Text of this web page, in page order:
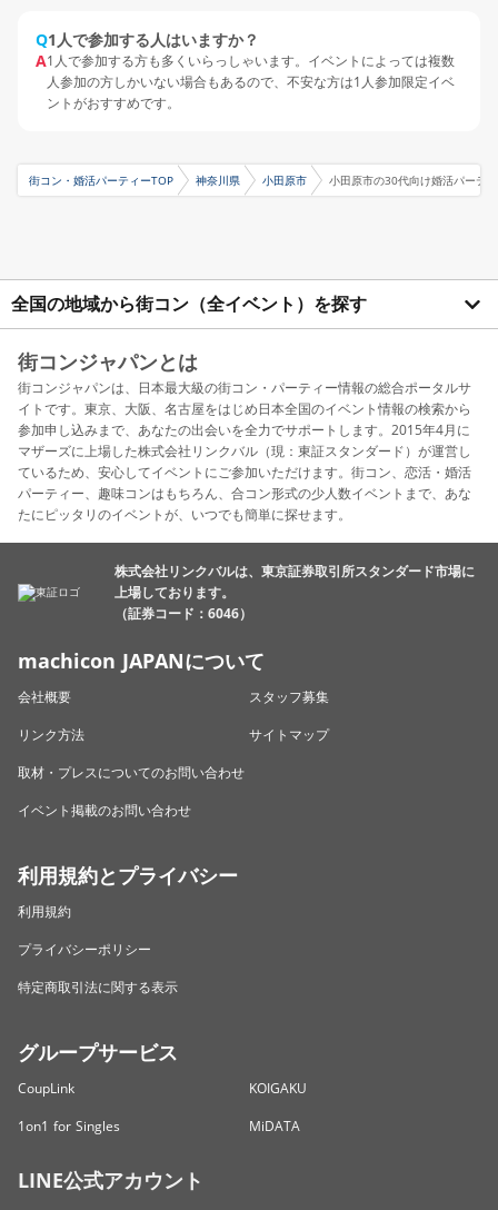
Q1人で参加する人はいますか？
A1人で参加する方も多くいらっしゃいます。イベントによっては複数
人参加の方しかいない場合もあるので、不安な方は1人参加限定イベ
ントがおすすめです。
街コン・婚活パーティーTOP 神奈川県 小田原市 小田原市の30代向け婚活パーテ
全国の地域から街コン（全イベント）を探す
街コンジャパンとは
街コンジャパンは、日本最大級の街コン・パーティー情報の総合ポータルサ
イトです。東京、大阪、名古屋をはじめ日本全国のイベント情報の検索から
参加申し込みまで、あなたの出会いを全力でサポートします。2015年4月に
マザーズに上場した株式会社リンクバル（現：東証スタンダード）が運営し
ているため、安心してイベントにご参加いただけます。街コン、恋活・婚活
パーティー、趣味コンはもちろん、合コン形式の少人数イベントまで、あな
たにピッタリのイベントが、いつでも簡単に探せます。
株式会社リンクバルは、東京証券取引所スタンダード市場に
上場しております。
（証券コード：6046）
machicon JAPANについて
会社概要
スタッフ募集
リンク方法
サイトマップ
取材・プレスについてのお問い合わせ
イベント掲載のお問い合わせ
利用規約とプライバシー
利用規約
プライバシーポリシー
特定商取引法に関する表示
グループサービス
CoupLink
KOIGAKU
1on1 for Singles
MiDATA
LINE公式アカウント